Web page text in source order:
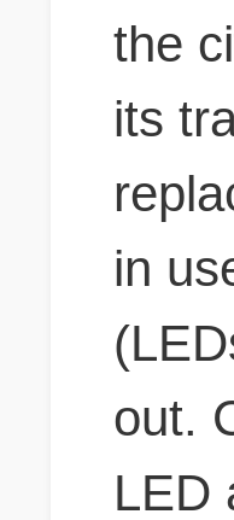
the
its
in
out.
LED